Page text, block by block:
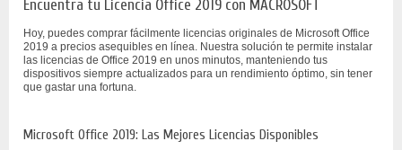
Encuentra tu Licencia Office 2019 con MACROSOFT
Hoy, puedes comprar fácilmente licencias originales de Microsoft Office
2019 a precios asequibles en línea. Nuestra solución te permite instalar
las licencias de Office 2019 en unos minutos, manteniendo tus
dispositivos siempre actualizados para un rendimiento óptimo, sin tener
que gastar una fortuna.
Microsoft Office 2019: Las Mejores Licencias Disponibles